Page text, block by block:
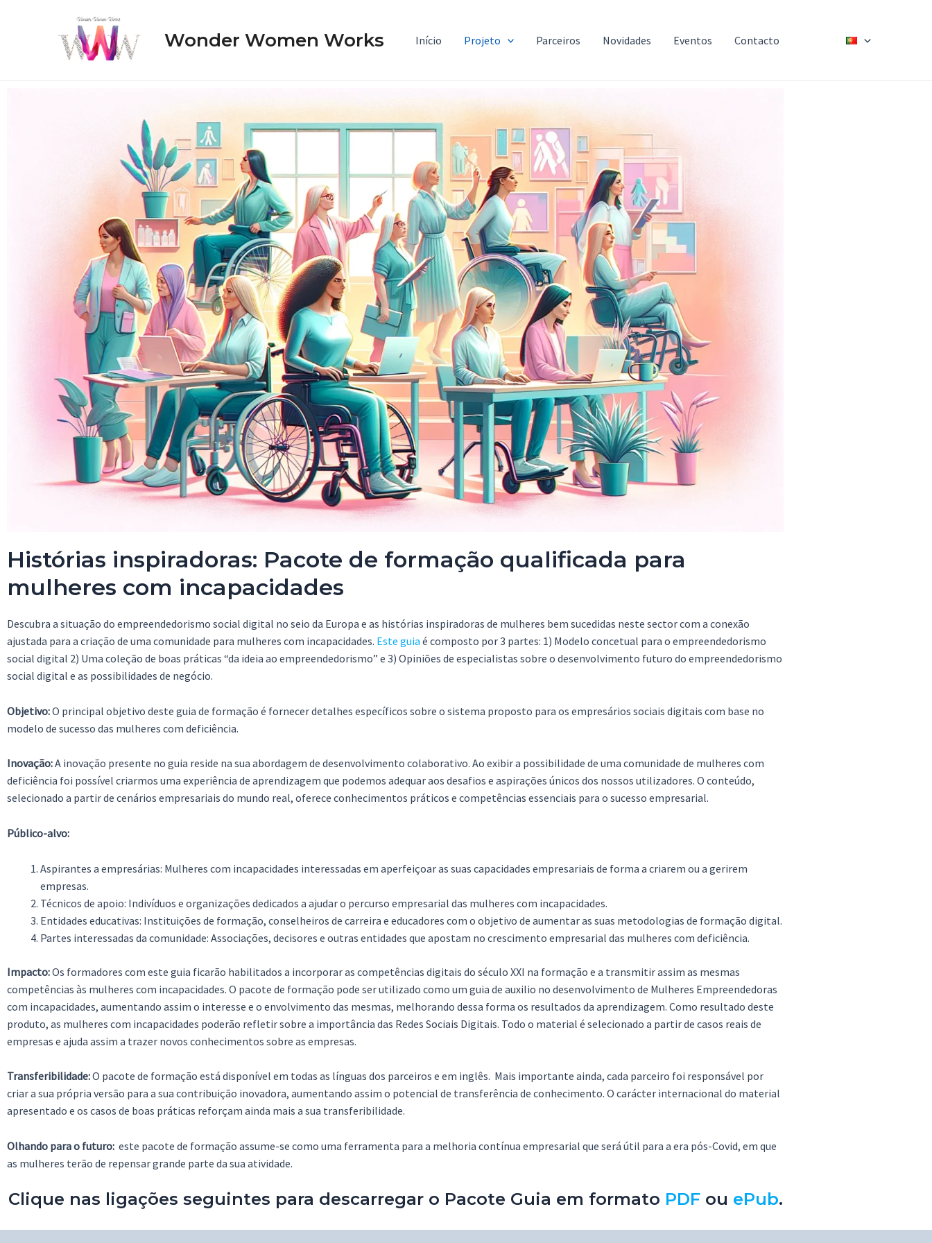
Wonder Women Works Início Projeto Parceiros Novidades Eventos Contacto
Histórias inspiradoras: Pacote de formação qualificada para
mulheres com incapacidades
Descubra a situação do empreendedorismo social digital no seio da Europa e as histórias inspiradoras de mulheres bem sucedidas neste sector com a conexão
ajustada para a criação de uma comunidade para mulheres com incapacidades. Este guia é composto por 3 partes: 1) Modelo concetual para o empreendedorismo
social digital 2) Uma coleção de boas práticas “da ideia ao empreendedorismo” e 3) Opiniões de especialistas sobre o desenvolvimento futuro do empreendedorismo
social digital e as possibilidades de negócio.
Objetivo:O principal objetivo deste guia de formação é fornecer detalhes específicos sobre o sistema proposto para os empresários sociais digitais com base no
modelo de sucesso das mulheres com deficiência.
Inovação:A inovação presente no guia reside na sua abordagem de desenvolvimento colaborativo. Ao exibir a possibilidade de uma comunidade de mulheres com
deficiência foi possível criarmos uma experiência de aprendizagem que podemos adequar aos desafios e aspirações únicos dos nossos utilizadores. O conteúdo,
selecionado a partir de cenários empresariais do mundo real, oferece conhecimentos práticos e competências essenciais para o sucesso empresarial.
Público-alvo:
Aspirantes a empresárias: Mulheres com incapacidades interessadas em aperfeiçoar as suas capacidades empresariais de forma a criarem ou a gerirem
empresas.
Técnicos de apoio: Indivíduos e organizações dedicados a ajudar o percurso empresarial das mulheres com incapacidades.
Entidades educativas: Instituições de formação, conselheiros de carreira e educadores com o objetivo de aumentar as suas metodologias de formação digital.
Partes interessadas da comunidade: Associações, decisores e outras entidades que apostam no crescimento empresarial das mulheres com deficiência.
Impacto:Os formadores com este guia ficarão habilitados a incorporar as competências digitais do século XXI na formação e a transmitir assim as mesmas
competências às mulheres com incapacidades. O pacote de formação pode ser utilizado como um guia de auxilio no desenvolvimento de Mulheres Empreendedoras
com incapacidades, aumentando assim o interesse e o envolvimento das mesmas, melhorando dessa forma os resultados da aprendizagem. Como resultado deste
produto, as mulheres com incapacidades poderão refletir sobre a importância das Redes Sociais Digitais. Todo o material é selecionado a partir de casos reais de
empresas e ajuda assim a trazer novos conhecimentos sobre as empresas.
Transferibilidade:O pacote de formação está disponível em todas as línguas dos parceiros e em inglês. Mais importante ainda, cada parceiro foi responsável por
criar a sua própria versão para a sua contribuição inovadora, aumentando assim o potencial de transferência de conhecimento. O carácter internacional do material
apresentado e os casos de boas práticas reforçam ainda mais a sua transferibilidade.
Olhando para o futuro: este pacote de formação assume-se como uma ferramenta para a melhoria contínua empresarial que será útil para a era pós-Covid, em que
as mulheres terão de repensar grande parte da sua atividade.
Clique nas ligações seguintes para descarregar o Pacote Guia em formato PDFou ePub.